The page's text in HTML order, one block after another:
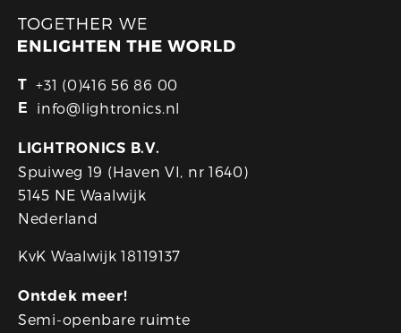
T +31 (0)416 56 86 00
E
info@lightronics.nl
LIGHTRONICS B.V.
Spuiweg 19 (Haven VI, nr 1640)
5145 NE Waalwijk
Nederland
KvK Waalwijk 18119137
Ontdek meer!
Semi-openbare ruimte